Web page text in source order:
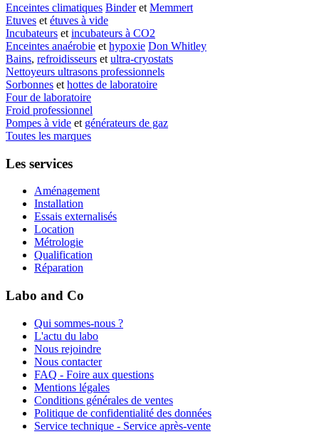
Enceintes climatiques Binderet Memmert
Etuves et étuves à vide
Incubateurs et incubateurs à CO2
Enceintes anaérobie et hypoxie Don Whitley
Bains, refroidisseurs et ultra-cryostats
Nettoyeurs ultrasons professionnels
Sorbonnes et hottes de laboratoire
Four de laboratoire
Froid professionnel
Pompes à vide et générateurs de gaz
Toutes les marques
Les services
Aménagement
Installation
Essais externalisés
Location
Métrologie
Qualification
Réparation
Labo and Co
Qui sommes-nous ?
L'actu du labo
Nous rejoindre
Nous contacter
FAQ - Foire aux questions
Mentions légales
Conditions générales de ventes
Politique de confidentialité des données
Service technique - Service après-vente